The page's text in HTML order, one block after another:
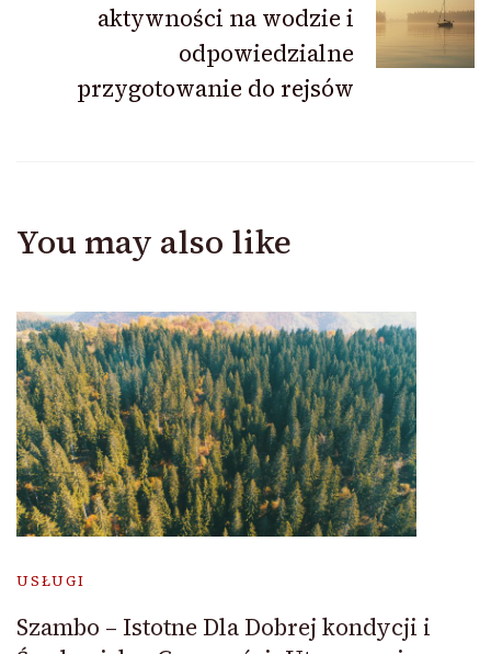
aktywności na wodzie i
odpowiedzialne
przygotowanie do rejsów
You may also like
USŁUGI
Szambo – Istotne Dla Dobrej kondycji i